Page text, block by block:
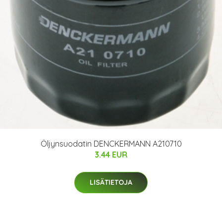
Öljynsuodatin DENCKERMANN A210710
3.44 EUR
LISÄTIETOJA